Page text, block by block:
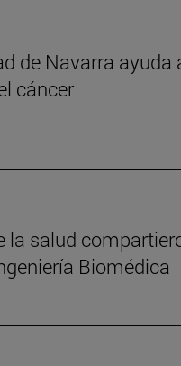
de Navarra ayuda
cáncer
la salud
Biomédica